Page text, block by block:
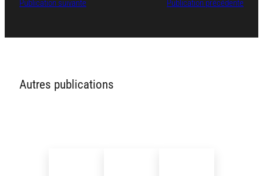
Publication suivante Publication précédente
Autres publications